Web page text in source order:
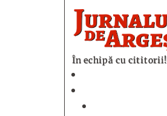
În echipă cu cititorii!